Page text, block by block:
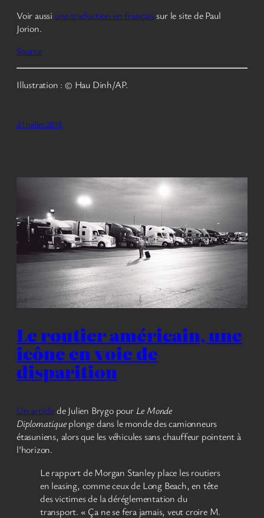
Voir aussi une traduction en françaissur le site de Paul
Jorion.
Source
Illustration : © Hau Dinh/AP.
31 juillet 2018
Le routier américain, une
icône en voie de
disparition
Un articlede Julien Brygo pour Le Monde
Diplomatiqueplonge dans le monde des camionneurs
étasuniens, alors que les véhicules sans chauffeur pointent à
l’horizon.
Le rapport de Morgan Stanley place les routiers
en leasing, comme ceux de Long Beach, en tête
des victimes de la déréglementation du
transport. « Ça ne se fera jamais, veut croire M.